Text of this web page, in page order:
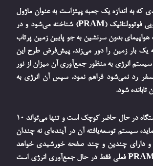
که به اندازه یک جعبه پیتزاست به عنوان ماژول
آنتن فرکانس رادیویی فوتوولتائیک (PRAM) شناخته می‌شود و در
۲۰۲۱ با یک هواپیمای بدون سرنشین به جو پایین زمین پرتاب
۹۰ دقیقه یک بار زمین را دور می‌زند. پیش‌فرض طرح این
انرژی به منظور جمع‌آوری آن میزان از نور
رد نمی‌شود فراهم نمود. سپس آن انرژی به
تابانده شود.
در حالی که این دستگاه در حال حاضر کوچک است و تنها می‌تواند ۱۰
سیستم توسعه‌یافته آن در آینده‌ای نه چندان
و دارای چندین و چند صفحه خورشیدی خواهد
بود. علاوه بر این، PRAM فعلی فقط در حال جمع‌آوری انرژی است